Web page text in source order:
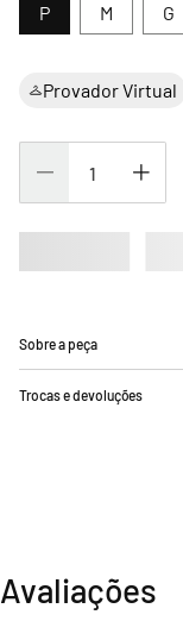
G
M
P
Provador Virtual
Sobre a peça
Trocas e devoluções
Avaliações